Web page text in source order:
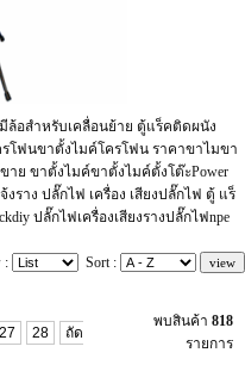
ล้อสำหรับเคลื่อนย้าย ตู้แร็คติดผนัง
ครโฟนขาตั้งไมค์โครโฟน ราคาขาไมขา
ย ขาตั้งไมค์ขาตั้งไมค์ตั้งโต๊ะPower
งราง ปลั๊กไฟ เครื่อง เสียงปลั๊กไฟ ตู้ แร็
ปลั๊กไฟเครื่องเสียงรางปลั๊กไฟnpe
: Sort :
27 28
ถัด
พบสินค้า 818
รายการ